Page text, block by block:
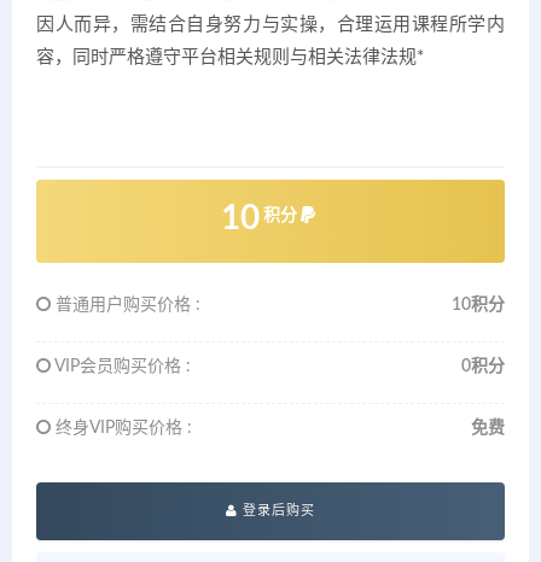
因人而异，需结合自身努力与实操，合理运用课程所学内
容，同时严格遵守平台相关规则与相关法律法规*
10 积分
普通用户购买价格 : 10积分
VIP会员购买价格 : 0积分
终身VIP购买价格 : 免费
登录后购买